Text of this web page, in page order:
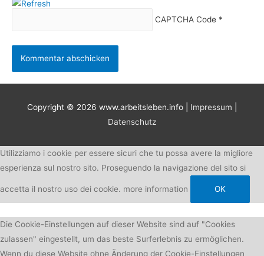
CAPTCHA Code*
Copyright © 2026 www.arbeitsleben.info Impressum
Datenschutz
Utilizziamo i cookie per essere sicuri che tu possa avere la migliore
esperienza sul nostro sito. Proseguendo la navigazione del sito si
accetta il nostro uso dei cookie. more information OK
Die Cookie-Einstellungen auf dieser Website sind auf "Cookies
zulassen" eingestellt, um das beste Surferlebnis zu ermöglichen.
Wenn du diese Website ohne Änderung der Cookie-Einstellungen